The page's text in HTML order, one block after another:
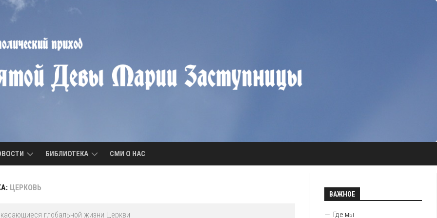
БИБЛИОТЕКА
МОЛИТВЫ
СМИ О НАС
ЦЕРКОВЬ
глобальной жизни Церкви
ВАЖНОЕ
Где мы